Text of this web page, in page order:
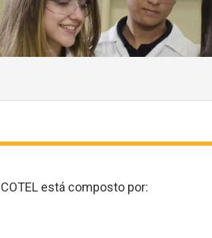
está composto por: